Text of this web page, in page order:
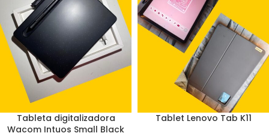
Tableta digitalizadora
Wacom Intuos Small Black
Tablet Lenovo Tab K11